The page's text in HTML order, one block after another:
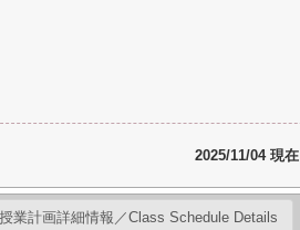
2025/11/04 現在
授業計画詳細情報／Class Schedule Details